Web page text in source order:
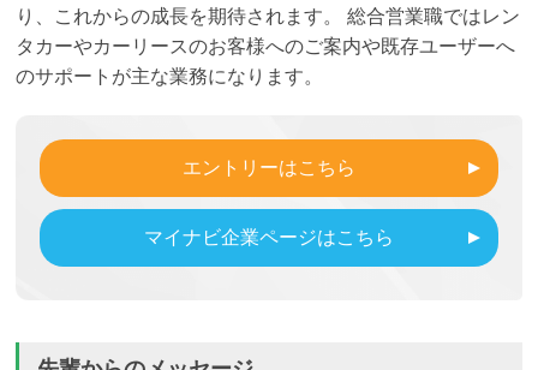
り、これからの成長を期待されます。 総合営業職ではレン
タカーやカーリースのお客様へのご案内や既存ユーザーへ
のサポートが主な業務になります。
エントリーはこちら
マイナビ企業ページはこちら